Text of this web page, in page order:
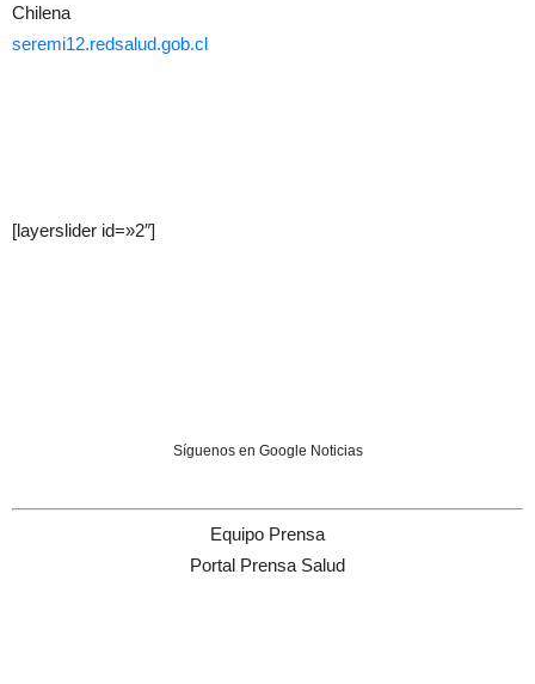
Chilena
seremi12.redsalud.gob.cl
[layerslider id=»2″]
Síguenos en Google Noticias
Equipo Prensa
Portal Prensa Salud